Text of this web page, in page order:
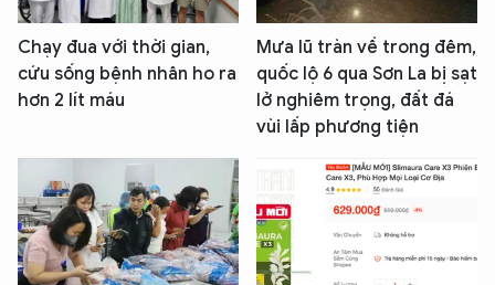
Chạy đua với thời gian,
cứu sống bệnh nhân ho ra
hơn 2 lít máu
Mưa lũ tràn về trong đêm,
quốc lộ 6 qua Sơn La bị sạt
lở nghiêm trọng, đất đá
vùi lấp phương tiện